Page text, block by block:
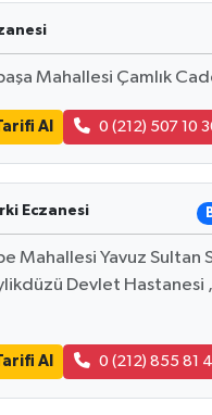
Mahallesi Çamlık
Al 0 (212) 507 10
Eczanesi
Mahallesi Yavuz Sultan
Devlet Hastanesi ,
Al 0 (212) 855 81